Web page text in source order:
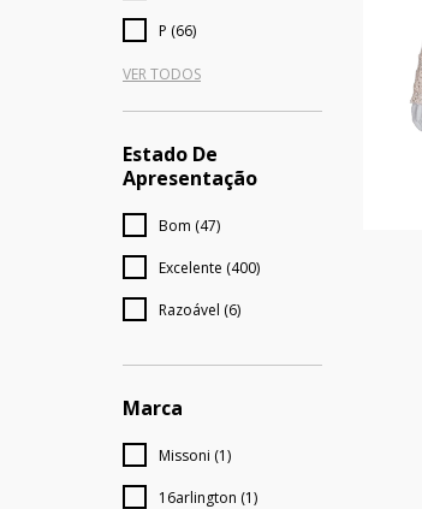
P (66)
VER TODOS
Estado De
Apresentação
Bom (47)
Excelente (400)
Razoável (6)
Marca
Missoni (1)
16arlington (1)